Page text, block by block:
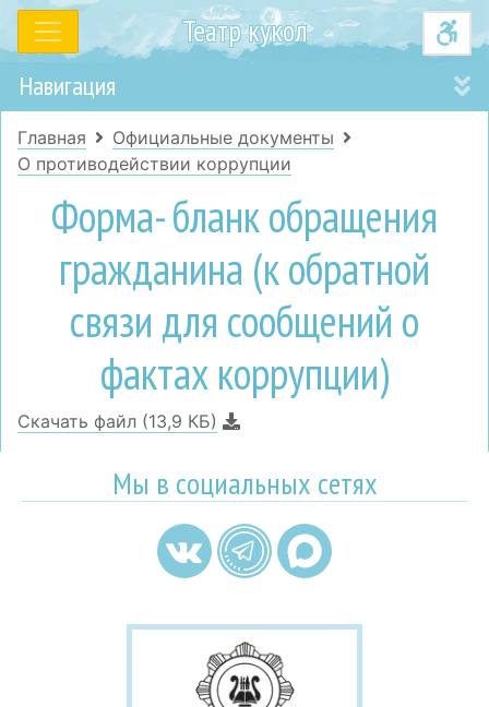
Театр кукол
Навигация
Главная
Официальные документы
О противодействии коррупции
Форма- бланк обращения
гражданина (к обратной
связи для сообщений о
фактах коррупции)
Скачать файл (13,9 КБ)
Мы в социальных сетях